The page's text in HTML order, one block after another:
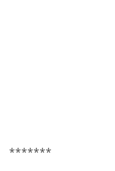
*******